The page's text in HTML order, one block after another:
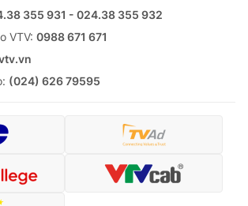
355 931 - 024.38 355 932
VTV: 0988 671 671
(024) 626 79595